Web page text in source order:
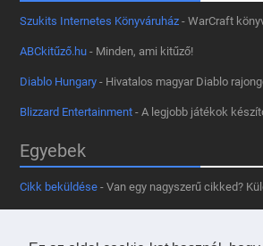
Szukits Internetes Könyváruház - WarCraft
ABCkitűző.hu - Minden, ami kitűző!
Diablo Hungary - Hivatalos magyar Diablo
Blizzard Entertainment - A legjobb játékok
Egyebek
Cikk beküldése - Van egy nagyszerű cikked?
- Tetszik az oldal? Segíts,